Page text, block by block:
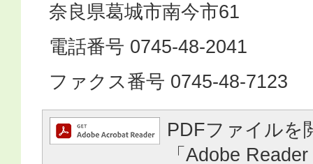
奈良県葛城市南今市61
電話番号 0745-48-2041
ファクス番号 0745-48-7123
PDFファイルを
「Adobe